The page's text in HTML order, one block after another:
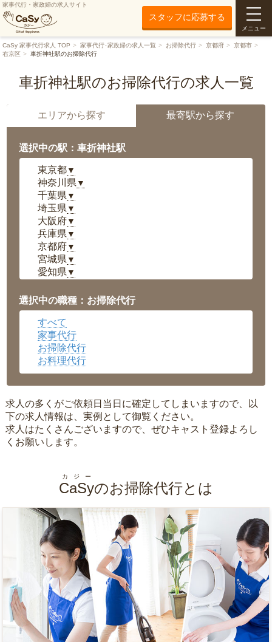
家事代行・家政婦の求人サイト
スタッフに応募する
メニュー
CaSy 家事代行求人 TOP 家事代行･家政婦の求人一覧 お掃除代行 京都府
京都市
右京区
車折神社駅のお掃除代行
車折神社駅のお掃除代行の求人一覧
エリアから探す 最寄駅から探す
選択中の駅：車折神社駅
東京都▼
神奈川県 ▼
千葉県 ▼
埼玉県 ▼
大阪府▼
兵庫県 ▼
京都府▼
宮城県 ▼
愛知県 ▼
岡山県▼
広島県▼
沖縄県
選択中の職種：お掃除代行
すべて
家事代行
お掃除代行
お料理代行
求人の多くがご依頼日当日に確定してしまいますので、以
下の求人情報は、実例として御覧ください。
求人はたくさんございますので、ぜひキャスト登録よろし
くお願いします。
CaSy
カジー
のお掃除代行とは